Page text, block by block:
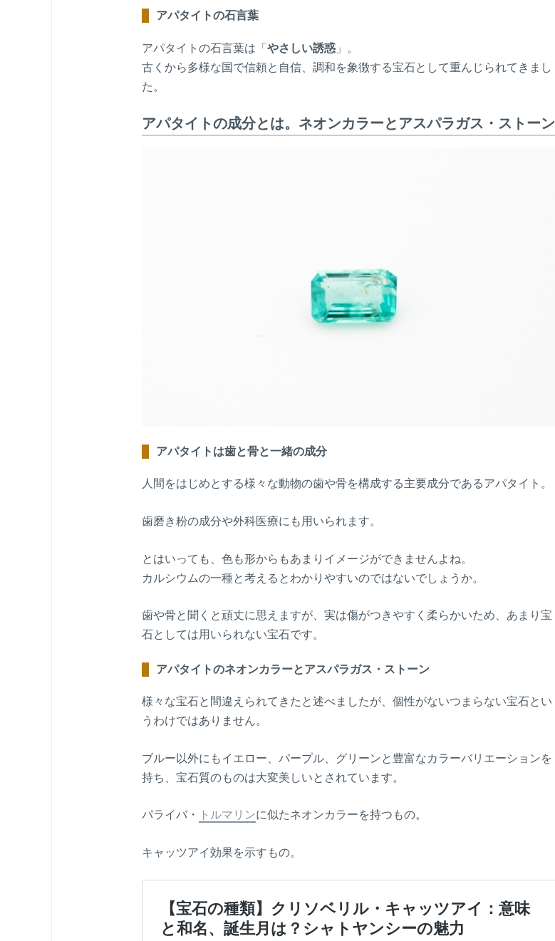
アパタイトの石言葉
アパタイトの石言葉は「やさしい誘惑」。
古くから多様な国で信頼と自信、調和を象徴する宝石として重んじられてきまし
た。
アパタイトの成分とは。ネオンカラーとアスパラガス・ストーン
アパタイトは歯と骨と一緒の成分
人間をはじめとする様々な動物の歯や骨を構成する主要成分であるアパタイト。
歯磨き粉の成分や外科医療にも用いられます。
とはいっても、色も形からもあまりイメージができませんよね。
カルシウムの一種と考えるとわかりやすいのではないでしょうか。
歯や骨と聞くと頑丈に思えますが、実は傷がつきやすく柔らかいため、あまり宝
石としては用いられない宝石です。
アパタイトのネオンカラーとアスパラガス・ストーン
様々な宝石と間違えられてきたと述べましたが、個性がないつまらない宝石とい
うわけではありません。
ブルー以外にもイエロー、パープル、グリーンと豊富なカラーバリエーションを
持ち、宝石質のものは大変美しいとされています。
パライバ・ トルマリンに似たネオンカラーを持つもの。
キャッツアイ効果を示すもの。